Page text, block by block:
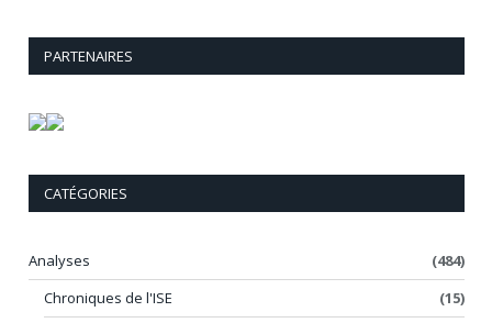
PARTENAIRES
CATÉGORIES
Analyses
(484)
Chroniques de l'ISE
(15)